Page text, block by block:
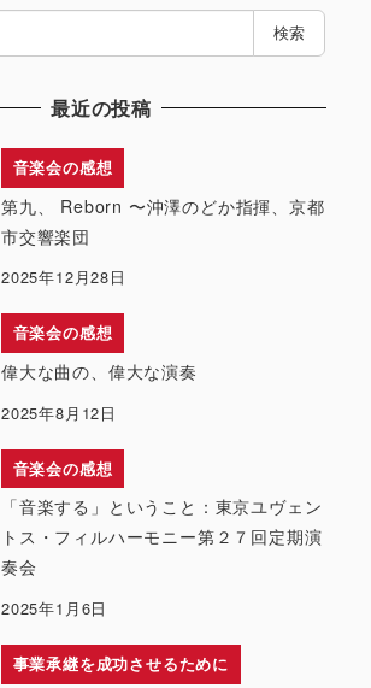
検索
最近の投稿
音楽会の感想
第九、 Reborn 〜沖澤のどか指揮、京都
市交響楽団
2025年12月28日
音楽会の感想
偉大な曲の、偉大な演奏
2025年8月12日
音楽会の感想
「音楽する」ということ：東京ユヴェン
トス・フィルハーモニー第２７回定期演
奏会
2025年1月6日
事業承継を成功させるために